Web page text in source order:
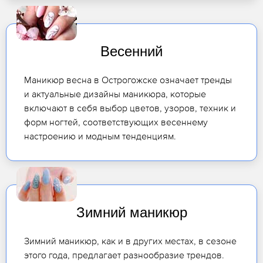
Весенний
Маникюр весна в Острогожске означает тренды
и актуальные дизайны маникюра, которые
включают в себя выбор цветов, узоров, техник и
форм ногтей, соответствующих весеннему
настроению и модным тенденциям.
Зимний маникюр
Зимний маникюр, как и в других местах, в сезоне
этого года, предлагает разнообразие трендов.